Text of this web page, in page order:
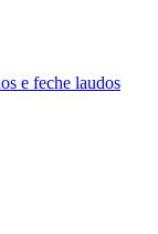
e feche laudos